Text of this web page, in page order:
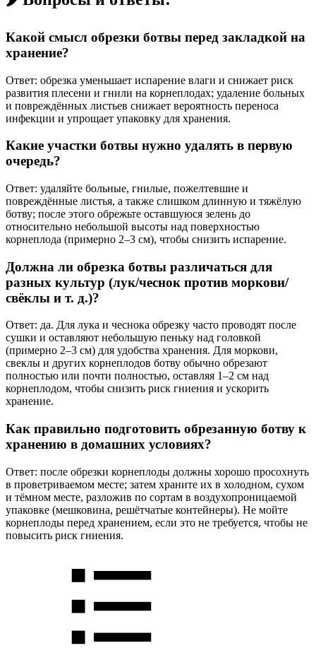
Какой смысл обрезки ботвы перед закладкой на
хранение?
Ответ: обрезка уменьшает испарение влаги и снижает риск
развития плесени и гнили на корнеплодах; удаление больных
и повреждённых листьев снижает вероятность переноса
инфекции и упрощает упаковку для хранения.
Какие участки ботвы нужно удалять в первую
очередь?
Ответ: удаляйте больные, гнилые, пожелтевшие и
повреждённые листья, а также слишком длинную и тяжёлую
ботву; после этого обрежьте оставшуюся зелень до
относительно небольшой высоты над поверхностью
корнеплода (примерно 2–3 см), чтобы снизить испарение.
Должна ли обрезка ботвы различаться для
разных культур (лук/чеснок против моркови/
свёклы и т. д.)?
Ответ: да. Для лука и чеснока обрезку часто проводят после
сушки и оставляют небольшую пеньку над головкой
(примерно 2–3 см) для удобства хранения. Для моркови,
свеклы и других корнеплодов ботву обычно обрезают
полностью или почти полностью, оставляя 1–2 см над
корнеплодом, чтобы снизить риск гниения и ускорить
хранение.
Как правильно подготовить обрезанную ботву к
хранению в домашних условиях?
Ответ: после обрезки корнеплоды должны хорошо просохнуть
в проветриваемом месте; затем храните их в холодном, сухом
и тёмном месте, разложив по сортам в воздухопроницаемой
упаковке (мешковина, решётчатые контейнеры). Не мойте
корнеплоды перед хранением, если это не требуется, чтобы не
повысить риск гниения.